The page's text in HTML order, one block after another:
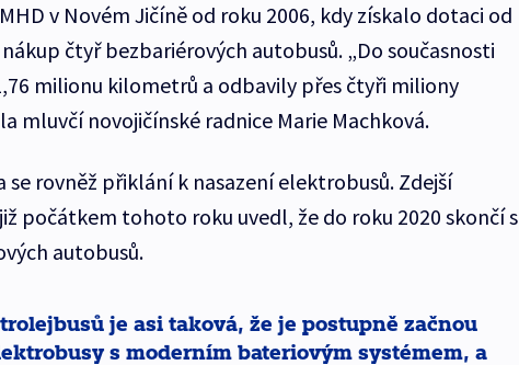
v Novém Jičíně od roku 2006, kdy získalo dotaci od
čtyř bezbariérových autobusů. „Do současnosti
milionu kilometrů a odbavily přes čtyři miliony
mluvčí novojičínské radnice Marie Machková.
se rovněž přiklání k nasazení elektrobusů. Zdejší
počátkem tohoto roku uvedl, že do roku 2020 skončí s
autobusů.
je asi taková, že je postupně začnou
s moderním bateriovým systémem, a